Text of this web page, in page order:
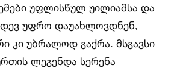
უფლისწულ უილიამსა და
უფრო დაუახლოვდნენ,
კი უბრალოდ გაქრა. მსგავსი
ლეგენდა სერენა